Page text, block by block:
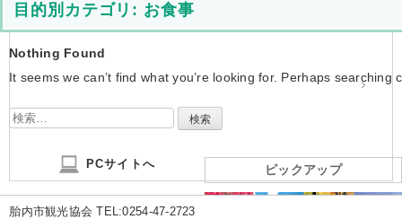
目的別カテゴリ: お食事
Nothing Found
It seems we can’t find what you’re looking for. Perhaps searching
検
索:
ピックアップ
PCサイトへ
胎内市観光協会 TEL:0254-47-2723